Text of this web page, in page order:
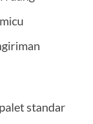
standar